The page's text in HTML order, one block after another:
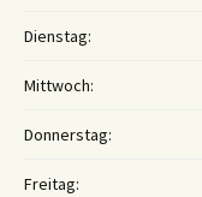
Dienstag:
Mittwoch:
Donnerstag:
Freitag: